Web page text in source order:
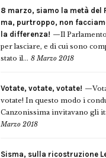
8 marzo, siamo la metà del
ma, purtroppo, non
la differenza!
Il
per lasciare, e di cui sono
stato il... 8 Marzo 2018
Votate, votate, votate!
votate! In questo modo i
Canzonissima invitavano gli
Marzo 2018
Sisma, sulla ricostruzione